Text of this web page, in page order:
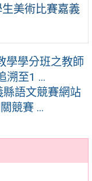
美術比賽嘉義
學學分班之教師
溯至1 ...
語文競賽網站
競賽 ...